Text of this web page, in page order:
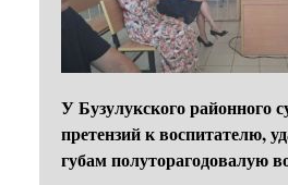
У Бузулукского районного
претензий к воспитателю,
губам полуторагодовалую